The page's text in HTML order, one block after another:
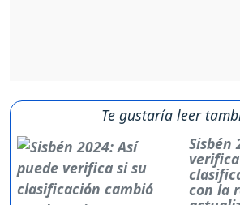
Te gustaría leer
Sisbén
con la